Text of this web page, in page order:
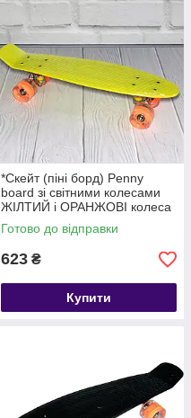
*Скейт (піні борд) Penny
board зі світними колесами
ЖІЛТИЙ і ОРАНЖОВІ колеса
арт. 0355
Готово до відправки
623 ₴
Купити